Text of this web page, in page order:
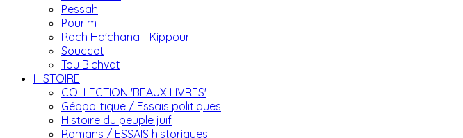
Pessah
Pourim
Roch Ha'chana - Kippour
Souccot
Tou Bichvat
HISTOIRE
COLLECTION 'BEAUX LIVRES'
Géopolitique / Essais politiques
Histoire du peuple juif
Romans / ESSAIS historiques